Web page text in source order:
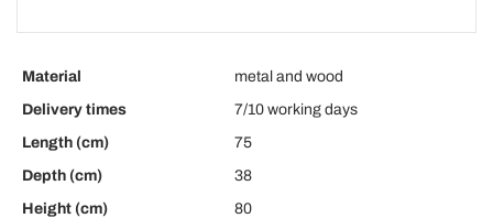
Material
metal and wood
Delivery times
7/10 working days
Length (cm)
75
Depth (cm)
38
Height (cm)
80